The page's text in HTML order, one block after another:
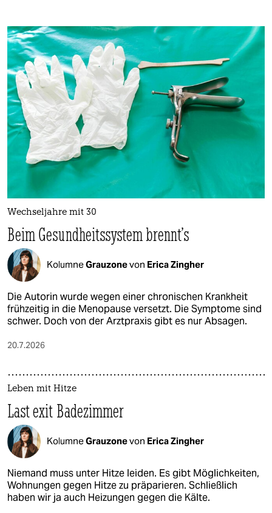
Wechseljahre mit 30
Beim Gesundheitssystem brennt's
KolumneGrauzonevon Erica Zingher
Die Autorin wurde wegen einer chronischen Krankheit
frühzeitig in die Menopause versetzt. Die Symptome sind
schwer. Doch von der Arztpraxis gibt es nur Absagen.
20.7.2026
Leben mit Hitze
Last exit Badezimmer
KolumneGrauzonevon Erica Zingher
Niemand muss unter Hitze leiden. Es gibt Möglichkeiten,
Wohnungen gegen Hitze zu präparieren. Schließlich
haben wir ja auch Heizungen gegen die Kälte.